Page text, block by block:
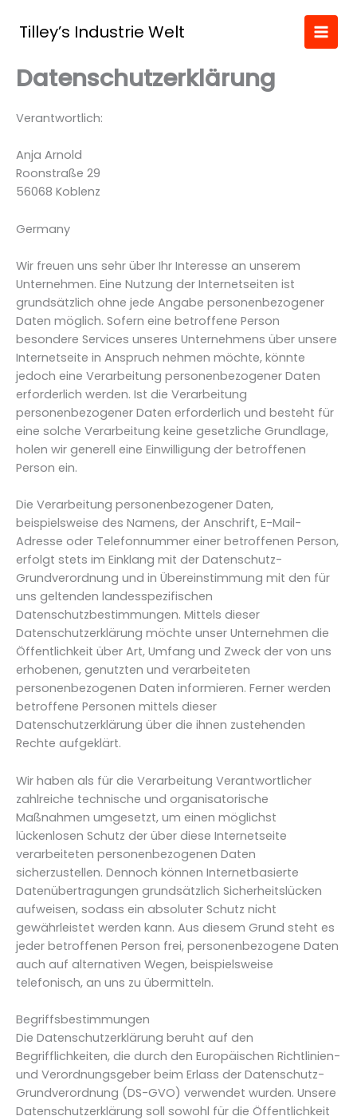
InhaltTilley’s Industrie Welt
Datenschutzerklärung
Verantwortlich:
Anja Arnold
Roonstraße 29
56068 Koblenz
Germany
Wir freuen uns sehr über Ihr Interesse an unserem
Unternehmen. Eine Nutzung der Internetseiten ist
grundsätzlich ohne jede Angabe personenbezogener
Daten möglich. Sofern eine betroffene Person
besondere Services unseres Unternehmens über unsere
Internetseite in Anspruch nehmen möchte, könnte
jedoch eine Verarbeitung personenbezogener Daten
erforderlich werden. Ist die Verarbeitung
personenbezogener Daten erforderlich und besteht für
eine solche Verarbeitung keine gesetzliche Grundlage,
holen wir generell eine Einwilligung der betroffenen
Person ein.
Die Verarbeitung personenbezogener Daten,
beispielsweise des Namens, der Anschrift, E-Mail-
Adresse oder Telefonnummer einer betroffenen Person,
erfolgt stets im Einklang mit der Datenschutz-
Grundverordnung und in Übereinstimmung mit den für
uns geltenden landesspezifischen
Datenschutzbestimmungen. Mittels dieser
Datenschutzerklärung möchte unser Unternehmen die
Öffentlichkeit über Art, Umfang und Zweck der von uns
erhobenen, genutzten und verarbeiteten
personenbezogenen Daten informieren. Ferner werden
betroffene Personen mittels dieser
Datenschutzerklärung über die ihnen zustehenden
Rechte aufgeklärt.
Wir haben als für die Verarbeitung Verantwortlicher
zahlreiche technische und organisatorische
Maßnahmen umgesetzt, um einen möglichst
lückenlosen Schutz der über diese Internetseite
verarbeiteten personenbezogenen Daten
sicherzustellen. Dennoch können Internetbasierte
Datenübertragungen grundsätzlich Sicherheitslücken
aufweisen, sodass ein absoluter Schutz nicht
gewährleistet werden kann. Aus diesem Grund steht es
jeder betroffenen Person frei, personenbezogene Daten
auch auf alternativen Wegen, beispielsweise
telefonisch, an uns zu übermitteln.
Begriffsbestimmungen
Die Datenschutzerklärung beruht auf den
Begrifflichkeiten, die durch den Europäischen Richtlinien-
und Verordnungsgeber beim Erlass der Datenschutz-
Grundverordnung (DS-GVO) verwendet wurden. Unsere
Datenschutzerklärung soll sowohl für die Öffentlichkeit